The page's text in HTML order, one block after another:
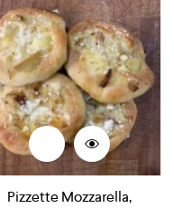
Pizzette Mozzarella,